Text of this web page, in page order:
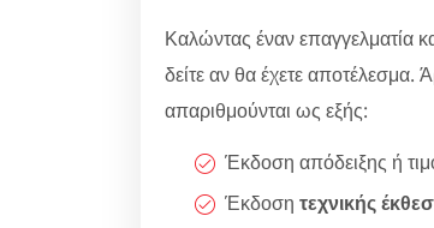
Καλώντας έναν επαγγελματία
δείτε αν θα έχετε αποτέλεσμα.
απαριθμούνται ως εξής:
Έκδοση απόδειξης ή
Έκδοση τεχνικής